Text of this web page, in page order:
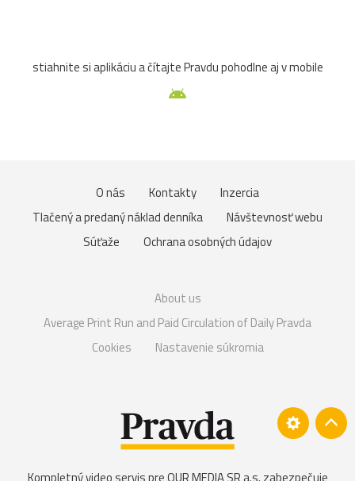
stiahnite si aplikáciu a čítajte Pravdu pohodlne aj v mobile
O nás Kontakty
Inzercia
Tlačený a predaný náklad denníka
Návštevnosť webu
Súťaže
Ochrana osobných údajov
About us
Average Print Run and Paid Circulation of Daily Pravda
Cookies
Nastavenie súkromia
Kompletný video servis pre OUR MEDIA SR a.s. zabezpečuje